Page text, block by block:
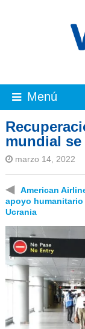
Menú
mundial se
marzo 14, 2022
◀
American
apoyo humanitario
Ucrania